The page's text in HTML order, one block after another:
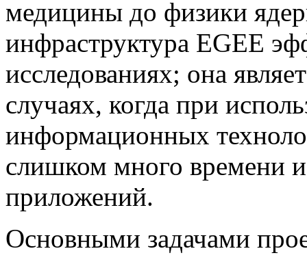
медицины до физики
инфраструктура EGEE
исследованиях; она
случаях, когда при
информационных
слишком много времени
приложений.
Основными задачами